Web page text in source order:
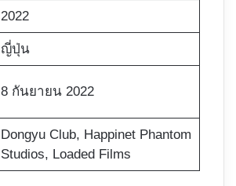
2022
ญี่ปุ่น
8 กันยายน 2022
Dongyu Club, Happinet Phantom
Studios, Loaded Films